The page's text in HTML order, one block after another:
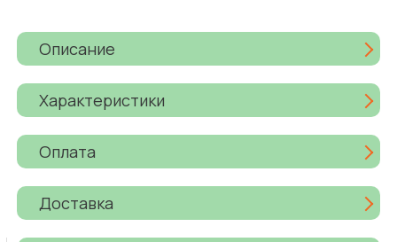
Описание
Характеристики
Оплата
Доставка